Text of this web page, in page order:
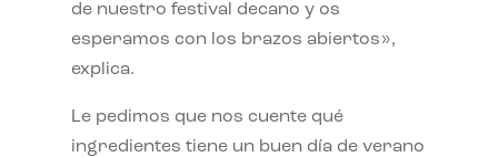
de nuestro festival decano y os
esperamos con los brazos abiertos»,
explica.
Le pedimos que nos cuente qué
ingredientes tiene un buen día de verano